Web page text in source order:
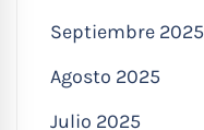
Septiembre 2025
Agosto 2025
Julio 2025